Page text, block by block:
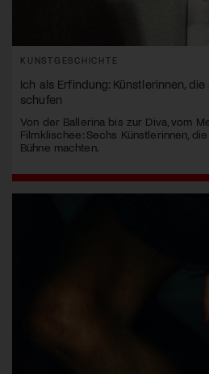
KUNSTGESCHICHTE
Ich als Erfindung: Künstlerinnen,
schufen
Von der Ballerina bis zur Diva, vom
Filmklischee: Sechs Künstlerinnen,
Bühne machten.